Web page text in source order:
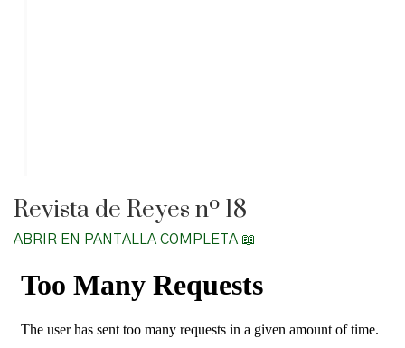
Revista de Reyes nº 18
ABRIR EN PANTALLA COMPLETA 📖